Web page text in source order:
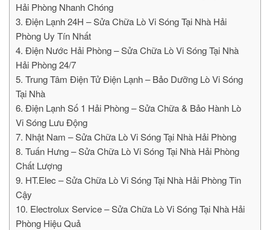
Hải Phòng Nhanh Chóng
3. Điện Lạnh 24H – Sửa Chữa Lò Vi Sóng Tại Nhà Hải
Phòng Uy Tín Nhất
4. Điện Nước Hải Phòng – Sửa Chữa Lò Vi Sóng Tại Nhà
Hải Phòng 24/7
5. Trung Tâm Điện Tử Điện Lạnh – Bảo Dưỡng Lò Vi Sóng
Tại Nhà
6. Điện Lạnh Số 1 Hải Phòng – Sửa Chữa & Bảo Hành Lò
Vi Sóng Lưu Động
7. Nhật Nam – Sửa Chữa Lò Vi Sóng Tại Nhà Hải Phòng
8. Tuấn Hưng – Sửa Chữa Lò Vi Sóng Tại Nhà Hải Phòng
Chất Lượng
9. HT.Elec – Sửa Chữa Lò Vi Sóng Tại Nhà Hải Phòng Tin
Cậy
10. Electrolux Service – Sửa Chữa Lò Vi Sóng Tại Nhà Hải
Phòng Hiệu Quả